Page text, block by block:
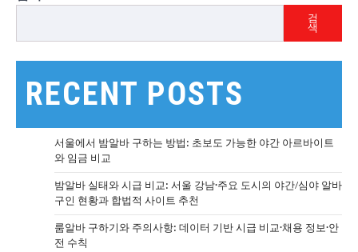
검
색
RECENT POSTS
서울에서 밤알바 구하는 방법: 초보도 가능한 야간 아르바이트
와 임금 비교
밤알바 실태와 시급 비교: 서울 강남·주요 도시의 야간/심야 알바
구인 현황과 합법적 사이트 추천
룸알바 구하기와 주의사항: 데이터 기반 시급 비교·채용 정보·안
전 수칙